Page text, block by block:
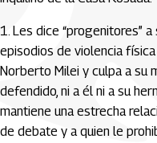
1. Les dice “progenitores”
episodios de violencia
Norberto Milei y culpa a su
defendido, ni a él ni a su
mantiene una estrecha
de debate y a quien le